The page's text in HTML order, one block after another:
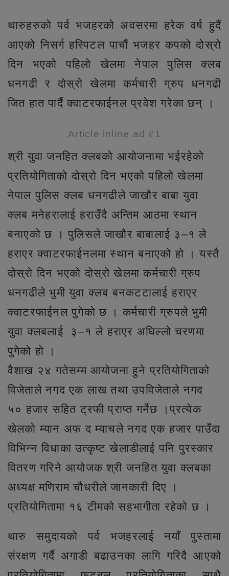
थारुहरुको पर्व भजहरको अवसरमा हरेक वर्ष हुदैं
आएको निसर्ग हस्पिटल पाचौं भजहर कपको दोस्रो
दिन भएको पहिलो खेलमा नेपाल पुलिस क्लब
धनगढी र दोस्रो खेलमा कर्मचारी ग्रुप धनगढी
जित हात पार्दै क्वाटरफाईनल प्रवेश गरेका छन् ।
Article inline ad #1
श्री युवा जनहित क्लबको आयोजनामा भईरहेको
प्रतियोगिताको दोस्रो दिन भएको पहिलो खेलमा
नेपाल पुलिस क्लब धनगढीले जाखौर बाबा युवा
क्लब मनेहरालाई हराउँदै अन्तिम आठमा स्थान
बनाएको छ । पुलिसले जाखौर बाबालाई ३–१ ले
हराएर क्वाटरफाईनलमा स्थान बनाएको हो । यस्तै
दोस्रो दिन भएको दोस्रो खेलमा कर्मचारी ग्रुप
धनगढीले भुमी युवा क्लब बनकटटालाई हराएर
क्वाटरफाईनल पुगेको छ । कर्मचारी ग्रुपले भुमी
युवा क्लबलाई ३–१ ले हराएर अघिल्लो चरणमा
पुगेको हो ।
वैशाख २४ गतेसम्म आयोजना हुने प्रतियोगिताको
विजेताले नगद एक लाख तथा उपविजेताले नगद
५० हजार सहित ट्रफी प्राप्त गर्नेछ ।प्रत्येक
खेलको म्यान अफ द म्याचले नगद एक हजार पाउँदा
विभिन्न विधाका उत्कृष्ट खेलाडीलाई पनि पुरस्कार
वितरण गरिने आयोजक श्री जनहित युवा क्लबका
अध्यक्ष मणिराम चौधरीले जानकारी दिए ।
प्रतियोगितामा १६ टीमको सहभागीता रहेको छ ।
थारु समुदायको पर्व भजहरलाई नयाँ पुस्तामा
संरक्षण गर्दै अगाडी बढाउनका लागि गरिदै आएको